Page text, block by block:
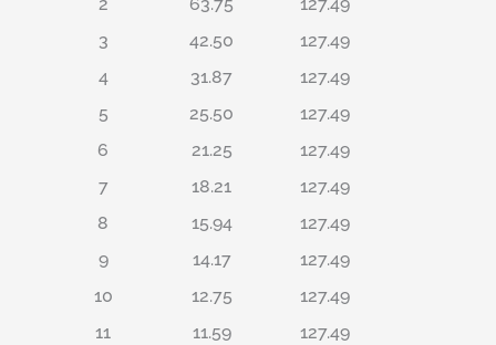
3
42.50
127.49
4
31.87
127.49
5
25.50
127.49
6
21.25
127.49
7
18.21
127.49
8
15.94
127.49
9
14.17
127.49
10
12.75
127.49
11
11.59
127.49